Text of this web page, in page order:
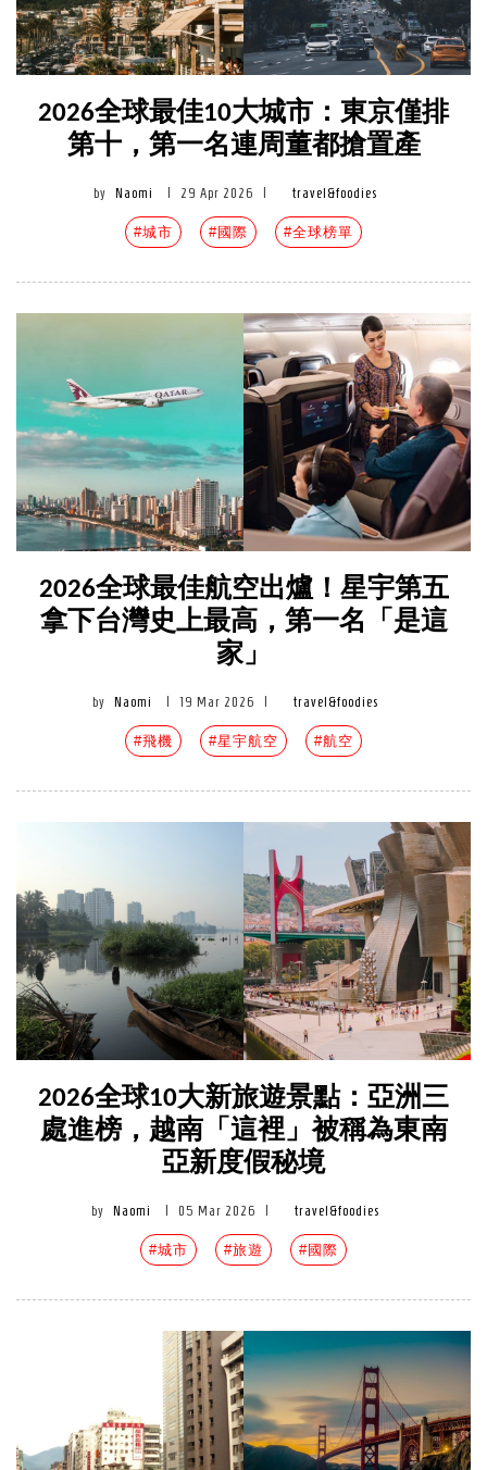
2026全球最佳10大城市：東京僅排
第十，第一名連周董都搶置產
by Naomi 29 Apr 2026 travel&foodies
#城市 #國際 #全球榜單
2026全球最佳航空出爐！星宇第五
拿下台灣史上最高，第一名「是這
家」
by Naomi 19 Mar 2026 travel&foodies
#飛機 #星宇航空 #航空
2026全球10大新旅遊景點：亞洲三
處進榜，越南「這裡」被稱為東南
亞新度假秘境
by Naomi 05 Mar 2026 travel&foodies
#城市 #旅遊 #國際